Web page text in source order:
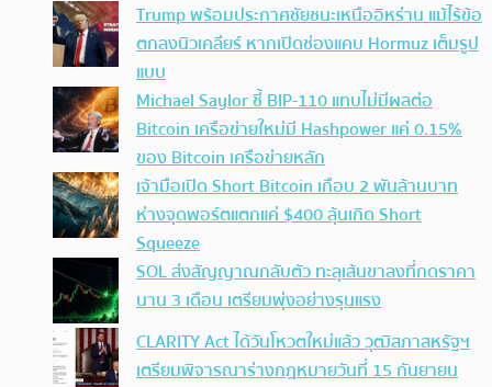
Trump พร้อมประกาศชัยชนะเหนืออิหร่าน แม้ไร้ข้อ
ตกลงนิวเคลียร์ หากเปิดช่องแคบ Hormuz เต็มรูป
แบบ
Michael Saylor ชี้ BIP-110 แทบไม่มีผลต่อ
Bitcoin เครือข่ายใหม่มี Hashpower แค่ 0.15%
ของ Bitcoin เครือข่ายหลัก
เจ้ามือเปิด Short Bitcoin เกือบ 2 พันล้านบาท
ห่างจุดพอร์ตแตกแค่ $400 ลุ้นเกิด Short
Squeeze
SOL ส่งสัญญาณกลับตัว ทะลุเส้นขาลงที่กดราคา
นาน 3 เดือน เตรียมพุ่งอย่างรุนแรง
CLARITY Act ได้วันโหวตใหม่แล้ว วุฒิสภาสหรัฐฯ
เตรียมพิจารณาร่างกฎหมายวันที่ 15 กันยายน